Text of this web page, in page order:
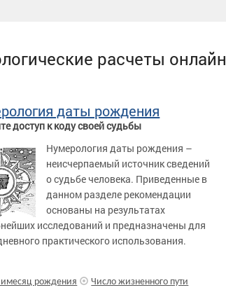
расчеты онлайн
даты рождения
доступ к коду своей судьбы
Нумерология даты рождения –
неисчерпаемый источник сведений
о судьбе человека. Приведенные в
данном разделе рекомендации
основаны на результатах
исследований и предназначены для
практического использования.
рождения
Число жизненного пути